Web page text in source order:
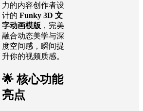
力的内容创作者设
计的 Funky 3D 文
字动画模版 ，完美
融合动态美学与深
度空间感，瞬间提
升你的视频质感。
🌟 核心功能
亮点